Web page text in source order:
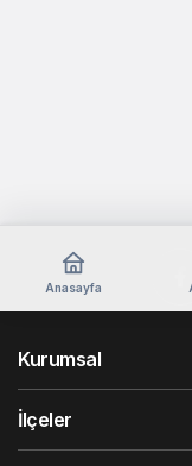
Anasayfa
Kurumsal
İlçeler